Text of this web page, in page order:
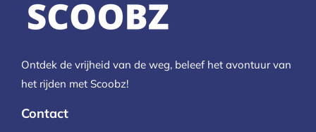
Ontdek de vrijheid van de weg, beleef het avontuur van
het rijden met Scoobz!
Contact